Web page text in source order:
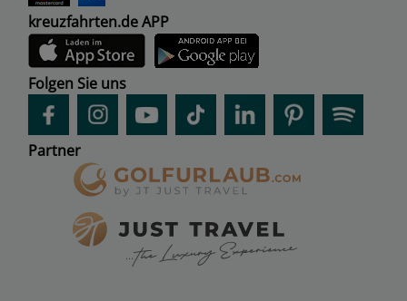
kreuzfahrten.de APP
Folgen Sie uns
Partner